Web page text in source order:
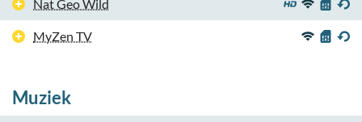
Nat Geo Wild
MyZen TV
Muziek